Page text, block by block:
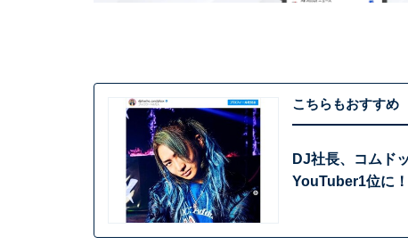
こちらもおすすめ
DJ社長、コムド
YouTuber1位に